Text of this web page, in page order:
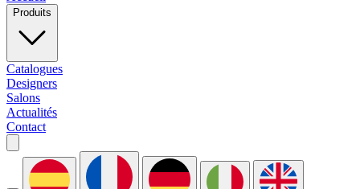
Produits
Catalogues
Designers
Salons
Actualités
Contact